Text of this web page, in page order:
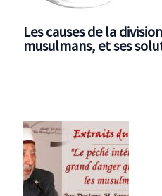
Les causes de la
musulmans, et ses